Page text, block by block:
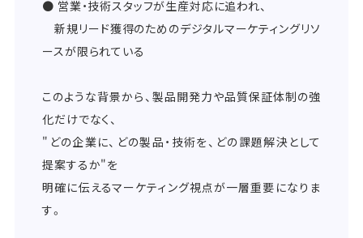
● 営業・技術スタッフが生産対応に追われ、
新規リード獲得のためのデジタルマーケティングリソ
ースが限られている
このような背景から、製品開発力や品質保証体制の強
化だけでなく、
"どの企業に、どの製品・技術を、どの課題解決として
提案するか"を
明確に伝えるマーケティング視点が一層重要になりま
す。